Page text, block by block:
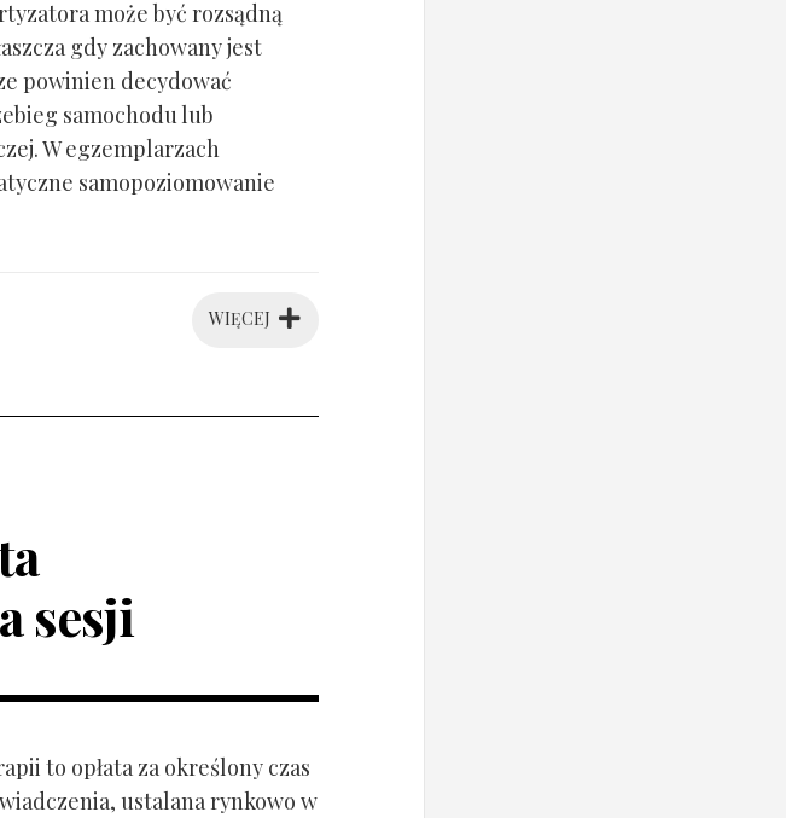
może być rozsądną
gdy zachowany jest
powinien decydować
samochodu lub
W egzemplarzach
samopoziomowanie
WIĘCEJ
sesji
to opłata za określony czas
ustalana rynkowo w